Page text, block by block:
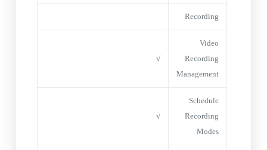
Recording
Video
Recording
Management
√
Schedule
Recording
Modes
√